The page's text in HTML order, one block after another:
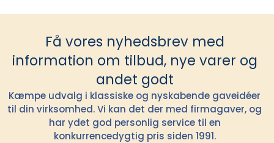
Få vores nyhedsbrev med
information om tilbud, nye varer og
andet godt
Kæmpe udvalg i klassiske og nyskabende gaveidéer
til din virksomhed. Vi kan det der med firmagaver, og
har ydet god personlig service til en
konkurrencedygtig pris siden 1991.